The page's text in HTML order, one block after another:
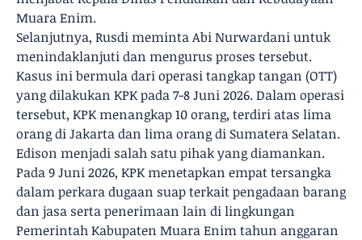
Muara Enim.
Selanjutnya, Rusdi meminta Abi Nurwardani untuk
menindaklanjuti dan mengurus proses tersebut.
Kasus ini bermula dari operasi tangkap tangan (OTT)
yang dilakukan KPK pada 7-8 Juni 2026. Dalam operasi
tersebut, KPK menangkap 10 orang, terdiri atas lima
orang di Jakarta dan lima orang di Sumatera Selatan.
Edison menjadi salah satu pihak yang diamankan.
Pada 9 Juni 2026, KPK menetapkan empat tersangka
dalam perkara dugaan suap terkait pengadaan barang
dan jasa serta penerimaan lain di lingkungan
Pemerintah Kabupaten Muara Enim tahun anggaran